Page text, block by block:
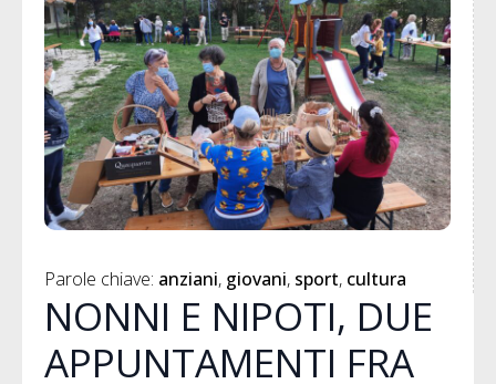
Parole chiave: anziani giovani sport cultura
NONNI E NIPOTI, DUE
APPUNTAMENTI FRA